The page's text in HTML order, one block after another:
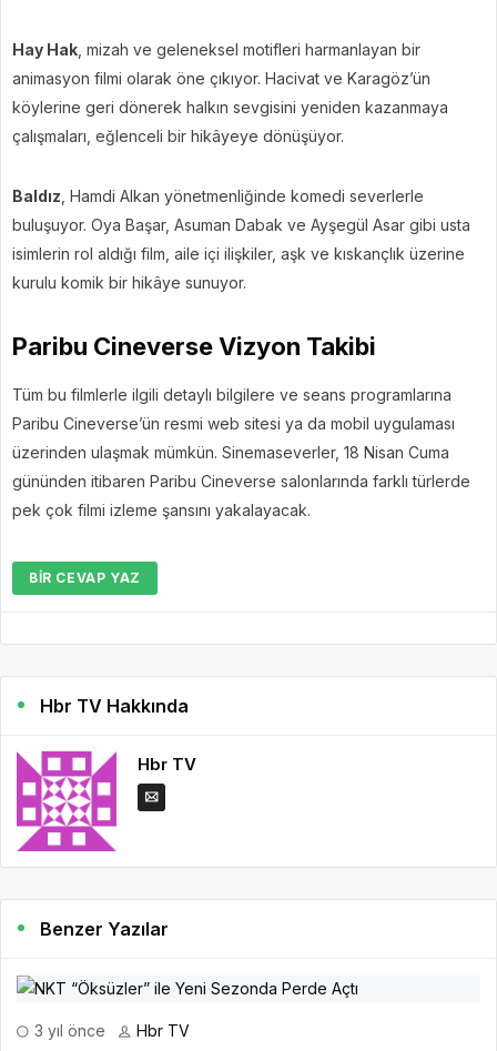
Hay Hak , mizah ve geleneksel motifleri harmanlayan bir
animasyon filmi olarak öne çıkıyor. Hacivat ve Karagöz’ün
köylerine geri dönerek halkın sevgisini yeniden kazanmaya
çalışmaları, eğlenceli bir hikâyeye dönüşüyor.
Baldız , Hamdi Alkan yönetmenliğinde komedi severlerle
buluşuyor. Oya Başar, Asuman Dabak ve Ayşegül Asar gibi usta
isimlerin rol aldığı film, aile içi ilişkiler, aşk ve kıskançlık üzerine
kurulu komik bir hikâye sunuyor.
Paribu Cineverse Vizyon Takibi
Tüm bu filmlerle ilgili detaylı bilgilere ve seans programlarına
Paribu Cineverse’ün resmi web sitesi ya da mobil uygulaması
üzerinden ulaşmak mümkün. Sinemaseverler, 18 Nisan Cuma
gününden itibaren Paribu Cineverse salonlarında farklı türlerde
pek çok filmi izleme şansını yakalayacak.
BIR CEVAP YAZ
Hbr TV Hakkında
Hbr TV
Benzer Yazılar
3 yıl önce Hbr TV